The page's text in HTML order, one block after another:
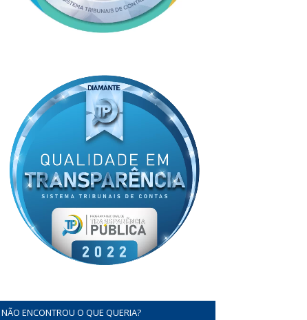
NÃO ENCONTROU O QUE QUERIA?